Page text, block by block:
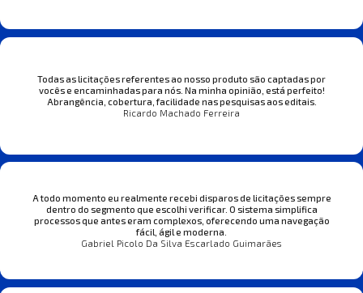
Todas as licitações referentes ao nosso produto são captadas por
vocês e encaminhadas para nós. Na minha opinião, está perfeito!
Abrangência, cobertura, facilidade nas pesquisas aos editais.
Ricardo Machado Ferreira
A todo momento eu realmente recebi disparos de licitações sempre
dentro do segmento que escolhi verificar. O sistema simplifica
processos que antes eram complexos, oferecendo uma navegação
fácil, ágil e moderna.
Gabriel Picolo Da Silva Escarlado Guimarães